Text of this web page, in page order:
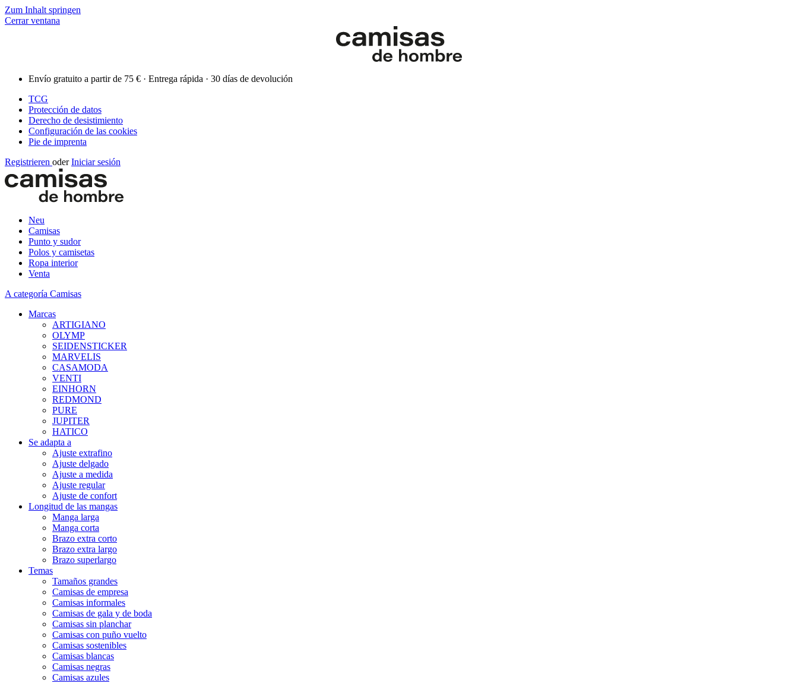
Zum Inhalt springen
Cerrar ventana
Envío gratuito a partir de 75 € · Entrega rápida · 30 días de devolución
TCG
Protección de datos
Derecho de desistimiento
Configuración de las cookies
Pie de imprenta
Registrieren oder Iniciar sesión
Neu
Camisas
Punto y sudor
Polos y camisetas
Ropa interior
Venta
A categoría Camisas
Marcas
ARTIGIANO
OLYMP
SEIDENSTICKER
MARVELIS
CASAMODA
VENTI
EINHORN
REDMOND
PURE
JUPITER
HATICO
Se adapta a
Ajuste extrafino
Ajuste delgado
Ajuste a medida
Ajuste regular
Ajuste de confort
Longitud de las mangas
Manga larga
Manga corta
Brazo extra corto
Brazo extra largo
Brazo superlargo
Temas
Tamaños grandes
Camisas de empresa
Camisas informales
Camisas de gala y de boda
Camisas sin planchar
Camisas con puño vuelto
Camisas sostenibles
Camisas blancas
Camisas negras
Camisas azules